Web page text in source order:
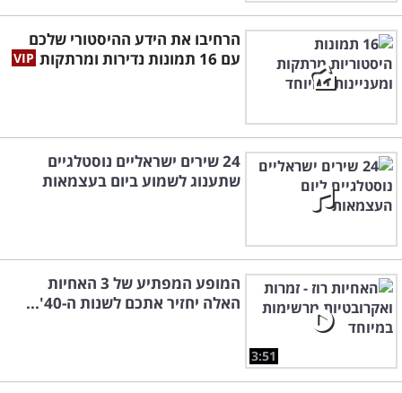
הרחיבו את הידע ההיסטורי שלכם
עם 16 תמונות נדירות ומרתקות
24 שירים ישראליים נוסטלגיים
שתענוג לשמוע ביום בעצמאות
3:51
המופע המפתיע של 3 האחיות
האלה יחזיר אתכם לשנות ה-40'...